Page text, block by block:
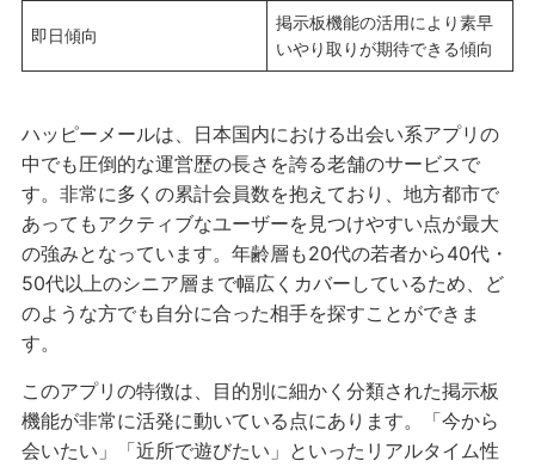
即日傾向
掲示板機能の活用により素早
いやり取りが期待できる傾向
ハッピーメールは、日本国内における出会い系アプリの
中でも圧倒的な運営歴の長さを誇る老舗のサービスで
す。非常に多くの累計会員数を抱えており、地方都市で
あってもアクティブなユーザーを見つけやすい点が最大
の強みとなっています。年齢層も20代の若者から40代・
50代以上のシニア層まで幅広くカバーしているため、ど
のような方でも自分に合った相手を探すことができま
す。
このアプリの特徴は、目的別に細かく分類された掲示板
機能が非常に活発に動いている点にあります。「今から
会いたい」「近所で遊びたい」といったリアルタイム性